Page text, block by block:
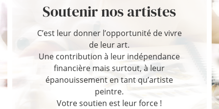
Soutenir nos artistes
C’est leur donner l’opportunité de vivre
de leur art.
Une contribution à leur indépendance
financière mais surtout, à leur
épanouissement en tant qu’artiste
peintre.
Votre soutien est leur force !